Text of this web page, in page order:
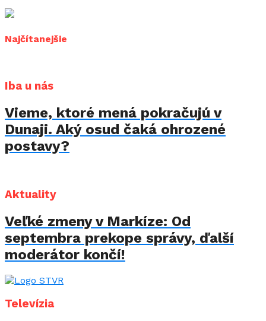
Najčítanejšie
Iba u nás
Vieme, ktoré mená pokračujú v
Dunaji. Aký osud čaká ohrozené
postavy?
Aktuality
Veľké zmeny v Markíze: Od
septembra prekope správy, ďalší
moderátor končí!
Televízia